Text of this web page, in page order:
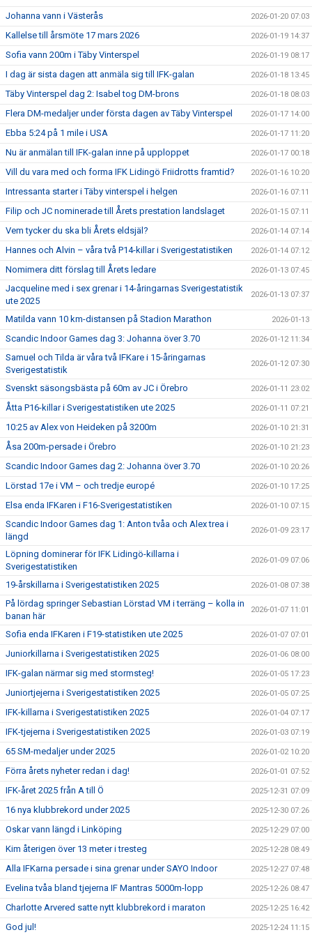
Johanna vann i Västerås 2026-01-20 07:03
Kallelse till årsmöte 17 mars 2026 2026-01-19 14:37
Sofia vann 200m i Täby Vinterspel 2026-01-19 08:17
I dag är sista dagen att anmäla sig till IFK-galan 2026-01-18 13:45
Täby Vinterspel dag 2: Isabel tog DM-brons 2026-01-18 08:03
Flera DM-medaljer under första dagen av Täby Vinterspel 2026-01-17 14:00
Ebba 5:24 på 1 mile i USA 2026-01-17 11:20
Nu är anmälan till IFK-galan inne på upploppet 2026-01-17 00:18
Vill du vara med och forma IFK Lidingö Friidrotts framtid? 2026-01-16 10:20
Intressanta starter i Täby vinterspel i helgen 2026-01-16 07:11
Filip och JC nominerade till Årets prestation landslaget 2026-01-15 07:11
Vem tycker du ska bli Årets eldsjäl? 2026-01-14 07:14
Hannes och Alvin – våra två P14-killar i Sverigestatistiken 2026-01-14 07:12
Nomimera ditt förslag till Årets ledare 2026-01-13 07:45
Jacqueline med i sex grenar i 14-åringarnas Sverigestatistik
ute 2025
2026-01-13 07:37
Matilda vann 10 km-distansen på Stadion Marathon 2026-01-13
Scandic Indoor Games dag 3: Johanna över 3.70 2026-01-12 11:34
Samuel och Tilda är våra två IFKare i 15-åringarnas
Sverigestatistik
2026-01-12 07:30
Svenskt säsongsbästa på 60m av JC i Örebro 2026-01-11 23:02
Åtta P16-killar i Sverigestatistiken ute 2025 2026-01-11 07:21
10:25 av Alex von Heideken på 3200m 2026-01-10 21:31
Åsa 200m-persade i Örebro 2026-01-10 21:23
Scandic Indoor Games dag 2: Johanna över 3.70 2026-01-10 20:26
Lörstad 17e i VM – och tredje europé 2026-01-10 17:25
Elsa enda IFKaren i F16-Sverigestatistiken 2026-01-10 07:15
Scandic Indoor Games dag 1: Anton tvåa och Alex trea i
längd
2026-01-09 23:17
Löpning dominerar för IFK Lidingö-killarna i
Sverigestatistiken
2026-01-09 07:06
19-årskillarna i Sverigestatistiken 2025 2026-01-08 07:38
På lördag springer Sebastian Lörstad VM i terräng – kolla in
banan här
2026-01-07 11:01
Sofia enda IFKaren i F19-statistiken ute 2025 2026-01-07 07:01
Juniorkillarna i Sverigestatistiken 2025 2026-01-06 08:00
IFK-galan närmar sig med stormsteg! 2026-01-05 17:23
Juniortjejerna i Sverigestatistiken 2025 2026-01-05 07:25
IFK-killarna i Sverigestatistiken 2025 2026-01-04 07:17
IFK-tjejerna i Sverigestatistiken 2025 2026-01-03 07:19
65 SM-medaljer under 2025 2026-01-02 10:20
Förra årets nyheter redan i dag! 2026-01-01 07:52
IFK-året 2025 från A till Ö 2025-12-31 07:09
16 nya klubbrekord under 2025 2025-12-30 07:26
Oskar vann längd i Linköping 2025-12-29 07:00
Kim återigen över 13 meter i tresteg 2025-12-28 08:49
Alla IFKarna persade i sina grenar under SAYO Indoor 2025-12-27 07:48
Evelina tvåa bland tjejerna IF Mantras 5000m-lopp 2025-12-26 08:47
Charlotte Arvered satte nytt klubbrekord i maraton 2025-12-25 16:42
God jul! 2025-12-24 11:15